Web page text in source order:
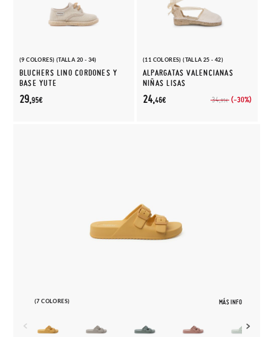
(9 COLORES) (TALLA 20 - 34)
BLUCHERS LINO CORDONES Y
BASE YUTE
29,95€
(11 COLORES) (TALLA 25 - 42)
ALPARGATAS VALENCIANAS
NIÑAS LISAS
34,95€ (-30%)
24,46€
(7 COLORES) MÁS INFO